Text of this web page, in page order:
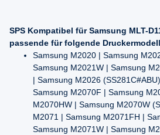
SPS Kompatibel für Samsung MLT-
passende für folgende
Samsung M2020 | Samsung
Samsung M2021W | Samsung
| Samsung M2026
Samsung M2070F | Samsung
M2070HW | Samsung M2070W
M2071 | Samsung M2071FH |
Samsung M2071W | Samsung